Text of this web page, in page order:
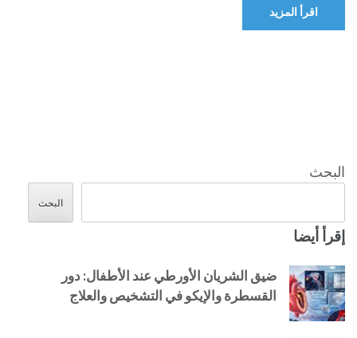
اقرأ المزيد
البحث
البحث
إقرأ أيضا
ضيق الشريان الأورطي عند الأطفال: دور
القسطرة والإيكو في التشخيص والعلاج